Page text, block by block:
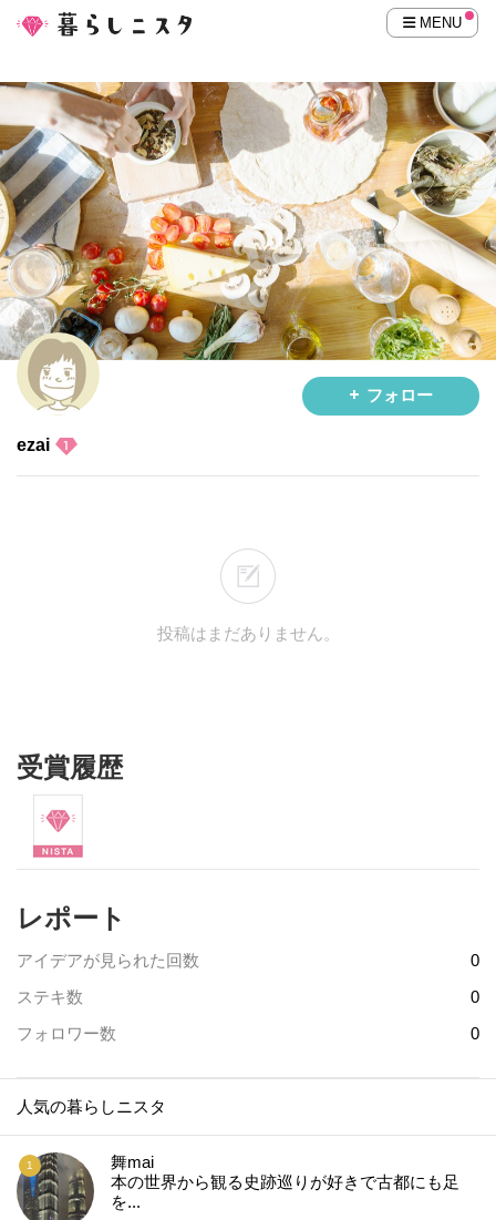
MENU
フォロー
ezai
投稿はまだありません。
受賞履歴
レポート
アイデアが見られた回数
0
ステキ数
0
フォロワー数
0
人気の暮らしニスタ
舞mai
本の世界から観る史跡巡りが好きで古都にも足
を...